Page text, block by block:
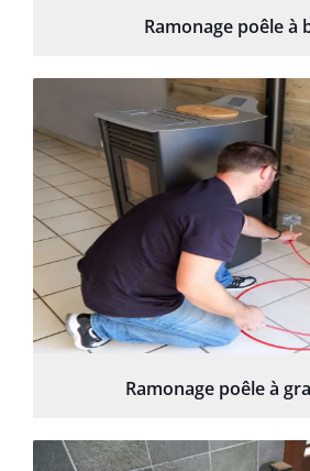
Ramonage poêle à
Ramonage poêle à